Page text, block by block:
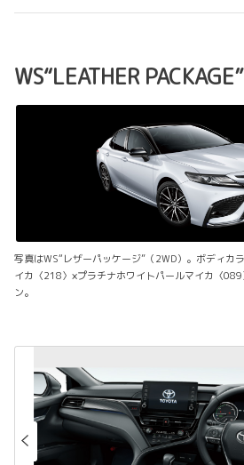
WS“LEATHER PACKAGE”
写真はWS“レザーパッケージ”（2WD）。ボディカ
イカ〈218〉×プラチナホワイトパールマイカ〈
ン。